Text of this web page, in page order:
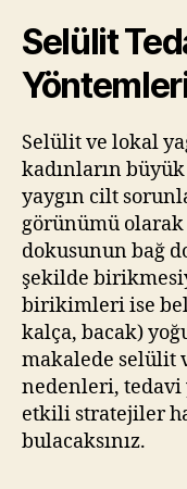
Selülit
Selülit ve lokal
kadınların
yaygın cilt
görünümü
dokusunun bağ
şekilde
birikimleri ise
kalça, bacak)
makalede
nedenleri,
etkili stratejiler
bulacaksınız.